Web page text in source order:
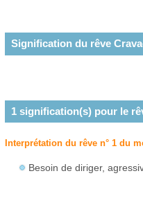
Signification du rêve
1signification(s) pour le
Interprétation du rêve n° 1 du
Besoin de diriger,